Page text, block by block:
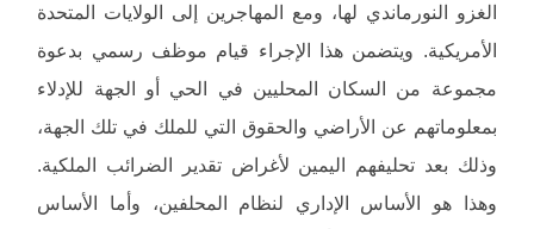
الغزو النورماندي لها، ومع المهاجرين إلى الولايات المتحدة
الأمريكية. ويتضمن هذا الإجراء قيام موظف رسمي بدعوة
مجموعة من السكان المحليين في الحي أو الجهة للإدلاء
بمعلوماتهم عن الأراضي والحقوق التي للملك في تلك الجهة،
وذلك بعد تحليفهم اليمين لأغراض تقدير الضرائب الملكية.
وهذا هو الأساس الإداري لنظام المحلفين، وأما الأساس